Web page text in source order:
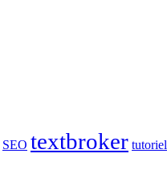
SEO textbroker tutoriel